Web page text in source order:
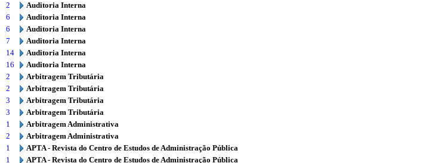
2
Auditoria Interna
6
Auditoria Interna
6
Auditoria Interna
7
Auditoria Interna
14
Auditoria Interna
16
Auditoria Interna
2
Arbitragem Tributária
2
Arbitragem Tributária
3
Arbitragem Tributária
3
Arbitragem Tributária
1
Arbitragem Administrativa
2
Arbitragem Administrativa
1
APTA - Revista do Centro de Estudos de Administração Pública
1
APTA - Revista do Centro de Estudos de Administração Pública